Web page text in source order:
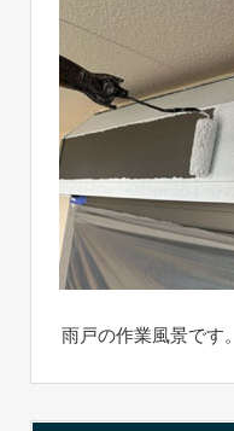
雨戸の作業風景です。